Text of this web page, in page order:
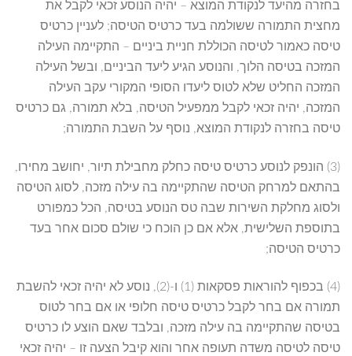
בחזרה מהיעד לנקודת המוצא – יהיה הנוסע זכאי לקבל את
מחצית התמורה ששולמה בעד כרטיס הטיסה; לעניין כרטיס
טיסה כאמור לטיסה הכוללת חניית ביניים – התקיימה העילה
המזכה בטיסה הלוך, והנוסע הגיע ליעד הביניים, ובשל העילה
המזכה החליט שלא לטוס ליעדו הסופי המקורי עקב העילה
המזכה, יהיה זכאי לקבל ממפעיל הטיסה, בלא תמורה, גם כרטיס
טיסה בחזרה לנקודת המוצא, נוסף על השבת התמורה;
(3) הונפק לנוסע כרטיס טיסה כחלק מחבילת תיור, יחושב מחירו,
בהתאם למרחק הטיסה שהתקיימה בה עילה מזכה, לסוג הטיסה
ולסוג מחלקת השירות שבה טס הנוסע בטיסה, הכל כמפורט
בתוספת השלישית, אלא אם כן הוכח כי שולם סכום אחר בעד
כרטיס הטיסה;
(4) בכפוף להוראות פסקאות (1) ו-(2), נוסע לא יהיה זכאי להשבת
תמורה אם בחר לקבל כרטיס טיסה חלופי או אם בחר לטוס
בטיסה שהתקיימה בה עילה מזכה, ובלבד שאם הוצע לו כרטיס
טיסה לטיסה משדה תעופה אחר והוא קיבל הצעה זו – יהיה זכאי